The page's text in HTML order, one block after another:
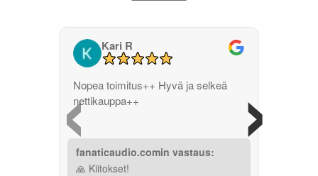
‹
Kari R
Nopea toimitus++ Hyvä ja selkeä
nettikauppa++
fanaticaudio.comin vastaus:
🙏 Kiitokset!
›